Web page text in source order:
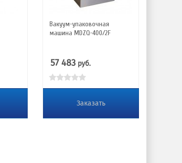
Вакуум-упаковочная
машина MDZQ-400/2F
57 483 руб.
Заказать